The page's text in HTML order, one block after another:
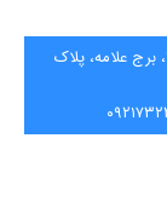
📍 تهران، سعادت‌آباد، خیابان علامه شمالی، بین ۱۶ و ۱۸، برج علامه، پلاک